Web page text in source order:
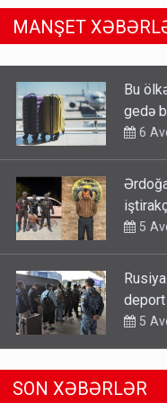
MANŞET
5
Rusiya
5
5
SON XƏBƏRLƏR